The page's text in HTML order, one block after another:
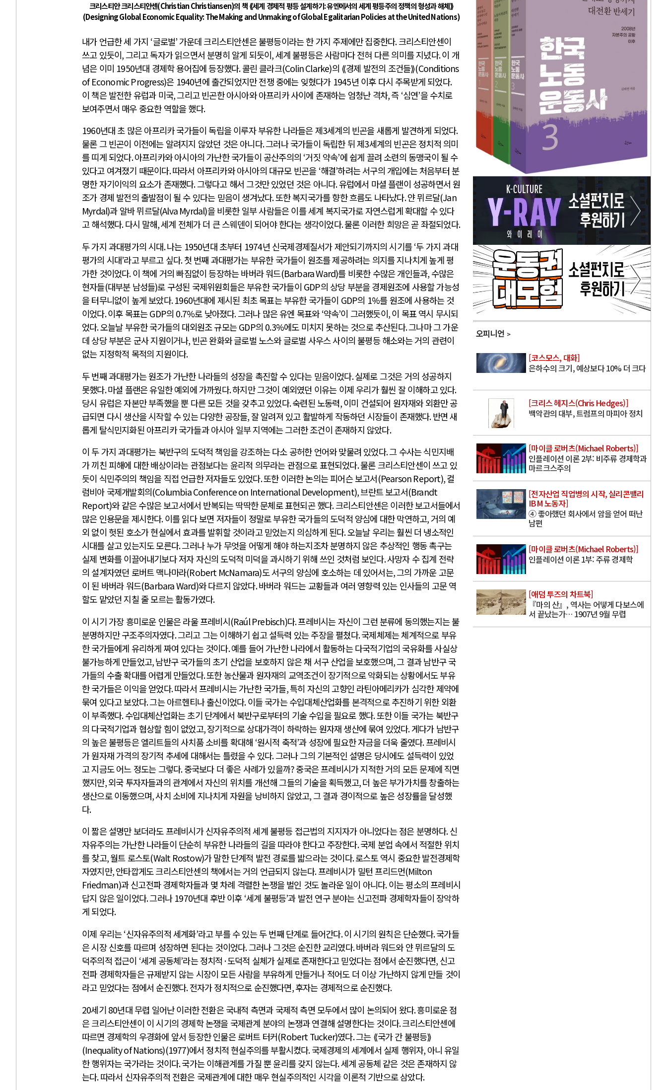
크리스티안 크리스티안센(Christian Christiansen)의 책 ⟪세계 경제적 평등 설계하기:유엔에서의 세계 평등주의 정책의 형성과 해체⟫
(Designing Global Economic Equality: The Making and Unmaking of Global Egalitarian Policies at the United Nations)
내가 언급한 세 가지 ‘글로벌’가운데 크리스티안센은 불평등이라는 한 가지 주제에만 집중한다.크리스티안센이
쓰고 있듯이,그리고 독자가 읽으면서 분명히 알게 되듯이,세계 불평등은 사람마다 전혀 다른 의미를 지녔다.이 개
념은 이미 1950년대 경제학 용어집에 등장했다.콜린 클라크(Colin Clarke)의 ⟪경제 발전의 조건들⟫(Conditions
of Economic Progress)은 1940년에 출간되었지만 전쟁 중에는 잊혔다가 1945년 이후 다시 주목받게 되었다.
이 책은 발전한 유럽과 미국,그리고 빈곤한 아시아와 아프리카 사이에 존재하는 엄청난 격차,즉 ‘심연’을 수치로
보여주면서 매우 중요한 역할을 했다.
1960년대 초 많은 아프리카 국가들이 독립을 이루자 부유한 나라들은 제3세계의 빈곤을 새롭게 발견하게 되었다.
물론 그 빈곤이 이전에는 알려지지 않았던 것은 아니다.그러나 국가들이 독립한 뒤 제3세계의 빈곤은 정치적 의미
를 띠게 되었다.아프리카와 아시아의 가난한 국가들이 공산주의의 ‘거짓 약속’에 쉽게 끌려 소련의 동맹국이 될 수
있다고 여겨졌기 때문이다.따라서 아프리카와 아시아의 대규모 빈곤을 ‘해결’하려는 서구의 개입에는 처음부터 분
명한 자기이익의 요소가 존재했다.그렇다고 해서 그것만 있었던 것은 아니다.유럽에서 마셜 플랜이 성공하면서 원
조가 경제 발전의 출발점이 될 수 있다는 믿음이 생겨났다.또한 복지국가를 향한 흐름도 나타났다.얀 뮈르달(Jan
Myrdal)과 알바 뮈르달(Alva Myrdal)을 비롯한 일부 사람들은 이를 세계 복지국가로 자연스럽게 확대할 수 있다
고 해석했다.다시 말해,세계 전체가 더 큰 스웨덴이 되어야 한다는 생각이었다.물론 이러한 희망은 곧 좌절되었다.
두 가지 과대평가의 시대.나는 1950년대 초부터 1974년 신국제경제질서가 제안되기까지의 시기를‘두 가지 과대
평가의 시대’라고 부르고 싶다.첫 번째 과대평가는 부유한 국가들이 원조를 제공하려는 의지를 지나치게 높게 평
가한 것이었다.이 책에 거의 빠짐없이 등장하는 바버라 워드(Barbara Ward)를 비롯한 수많은 개인들과, 수많은
현자들(대부분 남성들)로 구성된 국제위원회들은 부유한 국가들이 GDP의 상당 부분을 경제원조에 사용할 가능성
을 터무니없이 높게 보았다. 1960년대에 제시된 최초 목표는 부유한 국가들이 GDP의 1%를 원조에 사용하는 것
이었다.이후 목표는GDP의 0.7%로 낮아졌다.그러나 많은 유엔 목표와‘약속’이 그러했듯이,이 목표 역시 무시되
었다.오늘날 부유한 국가들의 대외원조 규모는GDP의 0.3%에도 미치지 못하는 것으로 추산된다.그나마 그 가운
데 상당 부분은 군사 지원이거나, 빈곤 완화와 글로벌 노스와 글로벌 사우스 사이의 불평등 해소와는 거의 관련이
없는 지정학적 목적의 지원이다.
두 번째 과대평가는 원조가 가난한 나라들의 성장을 촉진할 수 있다는 믿음이었다.실제로 그것은 거의 성공하지
못했다.마셜 플랜은 유일한 예외에 가까웠다.하지만 그것이 예외였던 이유는 이제 우리가 훨씬 잘 이해하고 있다.
당시 유럽은 자본만 부족했을 뿐 다른 모든 것을 갖추고 있었다.숙련된 노동력,이미 건설되어 원자재와 외환만 공
급되면 다시 생산을 시작할 수 있는 다양한 공장들, 잘 알려져 있고 활발하게 작동하던 시장들이 존재했다.반면 새
롭게 탈식민지화된 아프리카 국가들과 아시아 일부 지역에는 그러한 조건이 존재하지 않았다.
이 두 가지 과대평가는 북반구의 도덕적 책임을 강조하는 다소 공허한 언어와 맞물려 있었다.그 수사는 식민지배
가 끼친 피해에 대한 배상이라는 관점보다는 윤리적 의무라는 관점으로 표현되었다.물론 크리스티안센이 쓰고 있
듯이 식민주의의 책임을 직접 언급한 저자들도 있었다.또한 이러한 논의는 피어슨 보고서(Pearson Report),컬
럼비아 국제개발회의(Columbia Conference on International Development),브란트 보고서(Brandt
Report)와 같은 수많은 보고서에서 반복되는 딱딱한 문체로 표현되곤 했다.크리스티안센은 이러한 보고서들에서
많은 인용문을 제시한다.이를 읽다 보면 저자들이 정말로 부유한 국가들의 도덕적 양심에 대한 막연하고,거의 예
외 없이 헛된 호소가 현실에서 효과를 발휘할 것이라고 믿었는지 의심하게 된다.오늘날 우리는 훨씬 더 냉소적인
시대를 살고 있는지도 모른다.그러나 누가 무엇을 어떻게 해야 하는지조차 분명하지 않은 추상적인 행동 촉구는
실제 변화를 이끌어내기보다 저자 자신의 도덕적 미덕을 과시하기 위해 쓰인 것처럼 보인다.사망자 수 집계 전략
의 설계자였던 로버트 맥나마라(Robert McNamara)도 서구의 양심에 호소하는 데 있어서는,그의 가까운 고문
이 된 바버라 워드(Barbara Ward)와 다르지 않았다.바버라 워드는 교황들과 여러 영향력 있는 인사들의 고문 역
할도 맡았던 지칠 줄 모르는 활동가였다.
이 시기 가장 흥미로운 인물은 라울 프레비시(Raúl Prebisch)다.프레비시는 자신이 그런 분류에 동의했는지는 불
분명하지만 구조주의자였다.그리고 그는 이해하기 쉽고 설득력 있는 주장을 펼쳤다.국제체제는 체계적으로 부유
한 국가들에게 유리하게 짜여 있다는 것이다.예를 들어 가난한 나라에서 활동하는 다국적기업의 국유화를 사실상
불가능하게 만들었고,남반구 국가들의 초기 산업을 보호하지 않은 채 서구 산업을 보호했으며,그 결과 남반구 국
가들의 수출 확대를 어렵게 만들었다.또한 농산물과 원자재의 교역조건이 장기적으로 악화되는 상황에서도 부유
한 국가들은 이익을 얻었다.따라서 프레비시는 가난한 국가들,특히 자신의 고향인 라틴아메리카가 심각한 제약에
묶여 있다고 보았다.그는 아르헨티나 출신이었다.이들 국가는 수입대체산업화를 본격적으로 추진하기 위한 외환
이 부족했다.수입대체산업화는 초기 단계에서 북반구로부터의 기술 수입을 필요로 했다.또한 이들 국가는 북반구
의 다국적기업과 협상할 힘이 없었고,장기적으로 상대가격이 하락하는 원자재 생산에 묶여 있었다.게다가 남반구
의 높은 불평등은 엘리트들의 사치품 소비를 확대해 ‘원시적 축적’과 성장에 필요한 자금을 더욱 줄였다.프레비시
가 원자재 가격의 장기적 추세에 대해서는 틀렸을 수 있다.그러나 그의 기본적인 설명은 당시에도 설득력이 있었
고 지금도 어느 정도는 그렇다.중국보다 더 좋은 사례가 있을까?중국은 프레비시가 지적한 거의 모든 문제에 직면
했지만,외국 투자자들과의 관계에서 자신의 위치를 개선해 그들의 기술을 획득했고,더 높은 부가가치를 창출하는
생산으로 이동했으며,사치 소비에 지나치게 자원을 낭비하지 않았고,그 결과 경이적으로 높은 성장률을 달성했
다.
이 짧은 설명만 보더라도 프레비시가 신자유주의적 세계 불평등 접근법의 지지자가 아니었다는 점은 분명하다.신
자유주의는 가난한 나라들이 단순히 부유한 나라들의 길을 따라야 한다고 주장한다.국제 분업 속에서 적절한 위치
를 찾고,월트 로스토(Walt Rostow)가 말한 단계적 발전 경로를 밟으라는 것이다.로스토 역시 중요한 발전경제학
자였지만,안타깝게도 크리스티안센의 책에서는 거의 언급되지 않는다.프레비시가 밀턴 프리드먼(Milton
Friedman)과 신고전파 경제학자들과 몇 차례 격렬한 논쟁을 벌인 것도 놀라운 일이 아니다.이는 평소의 프레비시
답지 않은 일이었다.그러나 1970년대 후반 이후 ‘세계 불평등’과 발전 연구 분야는 신고전파 경제학자들이 장악하
게 되었다.
이제 우리는‘신자유주의적 세계화’라고 부를 수 있는 두 번째 단계로 들어간다.이 시기의 원칙은 단순했다.국가들
은 시장 신호를 따르며 성장하면 된다는 것이었다.그러나 그것은 순진한 교리였다.바버라 워드와 얀 뮈르달의 도
덕주의적 접근이 ‘세계 공동체’라는 정치적 ·도덕적 실체가 실제로 존재한다고 믿었다는 점에서 순진했다면, 신고
전파 경제학자들은 규제받지 않는 시장이 모든 사람을 부유하게 만들거나 적어도 더 이상 가난하지 않게 만들 것이
라고 믿었다는 점에서 순진했다.전자가 정치적으로 순진했다면,후자는 경제적으로 순진했다.
20세기 80년대 무렵 일어난 이러한 전환은 국내적 측면과 국제적 측면 모두에서 많이 논의되어 왔다.흥미로운 점
은 크리스티안센이 이 시기의 경제학 논쟁을 국제관계 분야의 논쟁과 연결해 설명한다는 것이다.크리스티안센에
따르면 경제학의 우경화에 앞서 등장한 인물은 로버트 터커(Robert Tucker)였다.그는 ⟪국가 간 불평등⟫
(Inequality of Nations)(1977)에서 정치적 현실주의를 부활시켰다.국제경제의 세계에서 실제 행위자, 아니 유일
한 행위자는 국가라는 것이다.국가는 이해관계를 가질 뿐 윤리를 갖지 않는다.세계 공동체 같은 것은 존재하지 않
는다.따라서 신자유주의적 전환은 국제관계에 대한 매우 현실주의적인 시각을 이론적 기반으로 삼았다.
오피니언
[코스모스, 대화]
은하수의 크기, 예상보다 10% 더 크다
[크리스 헤지스(Chris Hedges)]
백악관의 대부, 트럼프의 마피아 정치
[마이클 로버츠(Michael Roberts)]
인플레이션 이론 2부: 비주류 경제학과
마르크스주의
[전자산업 직업병의 시작, 실리콘밸리
IBM 노동자]
④ 좋아했던 회사에서 암을 얻어 떠난
남편
[마이클 로버츠(Michael Roberts)]
인플레이션 이론 1부: 주류 경제학
[애덤 투즈의 차트북]
『마의 산』, 역사는 어떻게 다보스에
서 끝났는가… 1907년 9월 무렵